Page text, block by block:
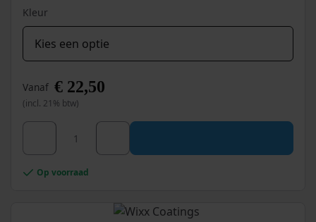
Kleur
Vanaf € 22,50
(incl. 21% btw)
Wixx PRO PU Houtlak Satin aantal
Dit
heeft
meerdere
Op voorraad